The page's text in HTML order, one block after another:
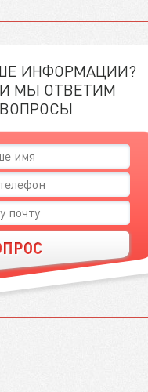
ИНФОРМАЦИИ?
МЫ ОТВЕТИМ